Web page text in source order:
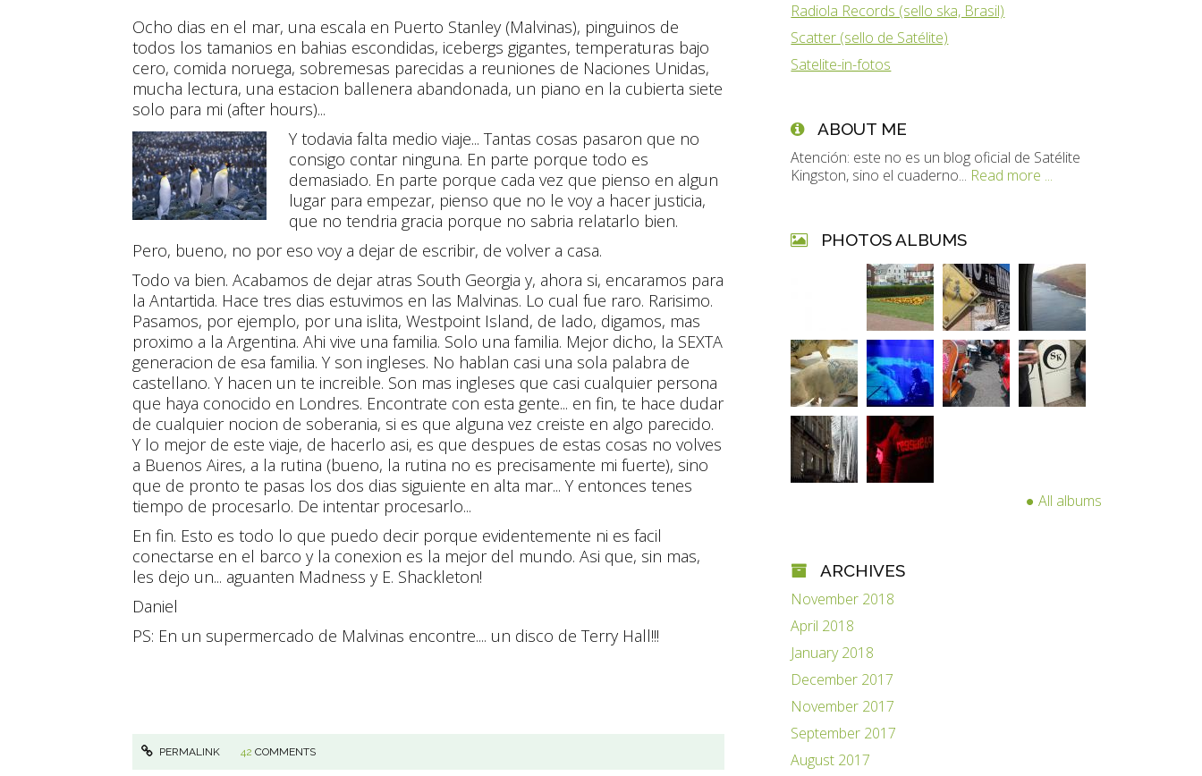
Ocho dias en el mar, una escala en Puerto Stanley (Malvinas), pinguinos de
todos los tamanios en bahias escondidas, icebergs gigantes, temperaturas bajo
cero, comida noruega, sobremesas parecidas a reuniones de Naciones Unidas,
mucha lectura, una estacion ballenera abandonada, un piano en la cubierta siete
solo para mi (after hours)...
Y todavia falta medio viaje... Tantas cosas pasaron que no
consigo contar ninguna. En parte porque todo es
demasiado. En parte porque cada vez que pienso en algun
lugar para empezar, pienso que no le voy a hacer justicia,
que no tendria gracia porque no sabria relatarlo bien.
Pero, bueno, no por eso voy a dejar de escribir, de volver a casa.
Todo va bien. Acabamos de dejar atras South Georgia y, ahora si, encaramos para
la Antartida. Hace tres dias estuvimos en las Malvinas. Lo cual fue raro. Rarisimo.
Pasamos, por ejemplo, por una islita, Westpoint Island, de lado, digamos, mas
proximo a la Argentina. Ahi vive una familia. Solo una familia. Mejor dicho, la SEXTA
generacion de esa familia. Y son ingleses. No hablan casi una sola palabra de
castellano. Y hacen un te increible. Son mas ingleses que casi cualquier persona
que haya conocido en Londres. Encontrate con esta gente... en fin, te hace dudar
de cualquier nocion de soberania, si es que alguna vez creiste en algo parecido.
Y lo mejor de este viaje, de hacerlo asi, es que despues de estas cosas no volves
a Buenos Aires, a la rutina (bueno, la rutina no es precisamente mi fuerte), sino
que de pronto te pasas los dos dias siguiente en alta mar... Y entonces tenes
tiempo de procesarlo. De intentar procesarlo...
En fin. Esto es todo lo que puedo decir porque evidentemente ni es facil
conectarse en el barco y la conexion es la mejor del mundo. Asi que, sin mas,
les dejo un... aguanten Madness y E. Shackleton!
Daniel
PS: En un supermercado de Malvinas encontre.... un disco de Terry Hall!!!
PERMALINK 42 COMMENTS
Radiola Records (sello ska, Brasil)
Scatter (sello de Satélite)
Satelite-in-fotos
ABOUT ME
Atención: este no es un blog oficial de Satélite
Kingston, sino el cuaderno... Read more ...
PHOTOS ALBUMS
All albums
ARCHIVES
November 2018
April 2018
January 2018
December 2017
November 2017
September 2017
August 2017